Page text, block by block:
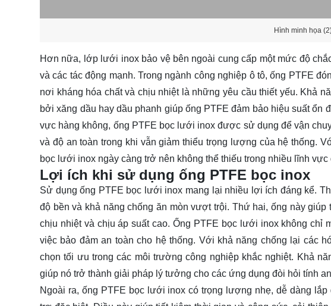
Hình minh họa
Hơn nữa, lớp lưới inox bảo vệ bên ngoài cung cấp một mức độ
và các tác động mạnh. Trong ngành công nghiệp ô tô, ống PTFE
nơi kháng hóa chất và chịu nhiệt là những yêu cầu thiết yếu. Khả
bởi xăng dầu hay dầu phanh giúp ống PTFE đảm bảo hiệu suất ổn
vực hàng không, ống PTFE bọc lưới inox được sử dụng để vận
và độ an toàn trong khi vẫn giảm thiểu trọng lượng của hệ thống.
bọc lưới inox ngày càng trở nên không thể thiếu trong nhiều lĩnh vực
Lợi ích khi sử dụng ống PTFE bọc inox
Sử dụng ống PTFE bọc lưới inox mang lại nhiều lợi ích đáng kể.
độ bền và khả năng chống ăn mòn vượt trội. Thứ hai, ống này
chịu nhiệt và chịu áp suất cao. Ống PTFE bọc lưới inox không chỉ
việc bảo đảm an toàn cho hệ thống. Với khả năng chống lại các
chọn tối ưu trong các môi trường công nghiệp khắc nghiệt. Khả
giúp nó trở thành giải pháp lý tưởng cho các ứng dụng đòi hỏi tính
Ngoài ra, ống PTFE bọc lưới inox có trọng lượng nhẹ, dễ dàng